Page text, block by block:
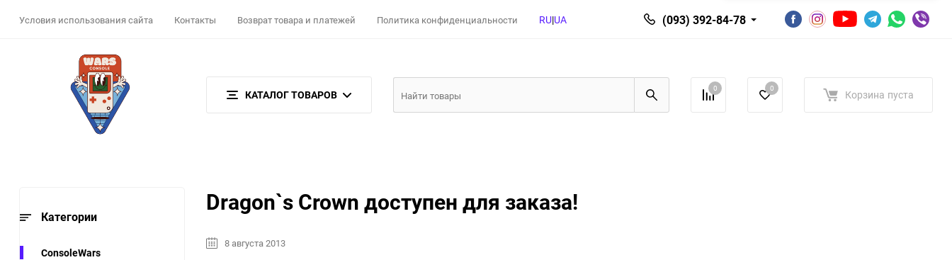
Условия использования сайта Контакты Возврат товара и платежей Политика конфиденциальности RU|UA (093) 392-84-78
КАТАЛОГ ТОВАРОВ 0 0 Корзина пуста
Категории
ConsoleWars
Dragon`s Crown доступен для заказа!
8 августа 2013